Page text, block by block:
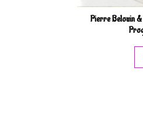
Pierre Belouin